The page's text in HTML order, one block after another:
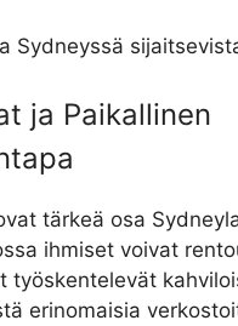
Sydneyssä
ja Paikallinen
tärkeä osa
ihmiset voivat
työskentelevät
erinomaisia